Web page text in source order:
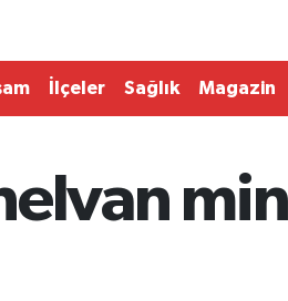
İlçeler Sağlık Magazin